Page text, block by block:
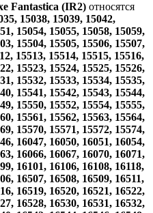
Fantastica (IR2) относятся
15038, 15039, 15042,
15054, 15055, 15058, 15059,
15504, 15505, 15506, 15507,
15513, 15514, 15515, 15516,
15523, 15524, 15525, 15526,
15532, 15533, 15534, 15535,
15541, 15542, 15543, 15544,
15550, 15552, 15554, 15555,
15561, 15562, 15563, 15564,
15570, 15571, 15572, 15574,
16047, 16050, 16051, 16054,
16066, 16067, 16070, 16071,
16101, 16106, 16108, 16118,
16507, 16508, 16509, 16511,
16519, 16520, 16521, 16522,
16528, 16530, 16531, 16532,